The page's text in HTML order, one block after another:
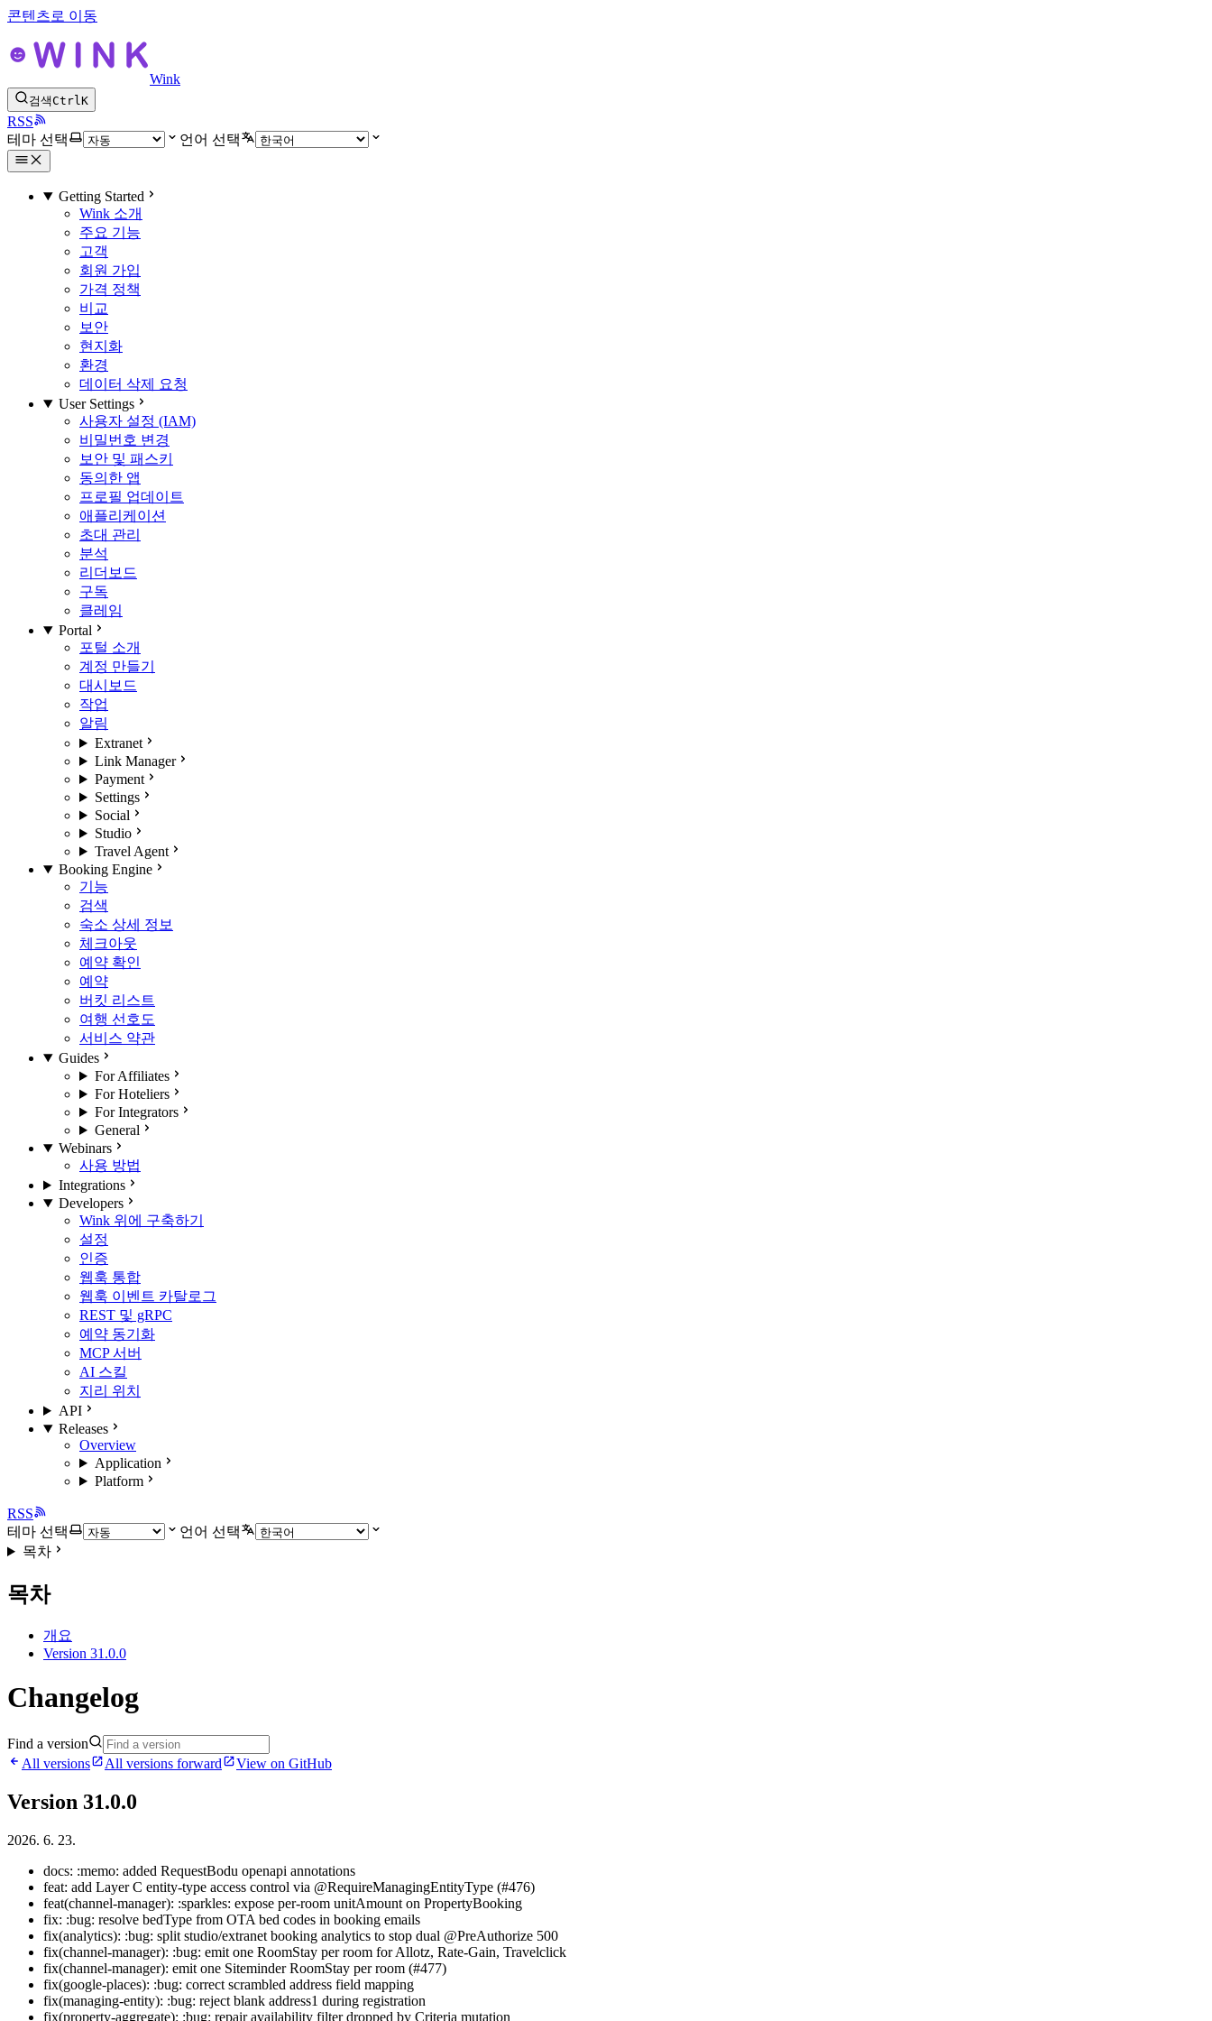
콘텐츠로 이동
Wink
검색CtrlK
RSS
테마 선택
언어 선택
Getting Started
Wink 소개
주요 기능
고객
회원 가입
가격 정책
비교
보안
현지화
환경
데이터 삭제 요청
User Settings
사용자 설정 (IAM)
비밀번호 변경
보안 및 패스키
동의한 앱
프로필 업데이트
애플리케이션
초대 관리
분석
리더보드
구독
클레임
Portal
포털 소개
계정 만들기
대시보드
작업
알림
Extranet
Link Manager
Payment
Settings
Social
Studio
Travel Agent
Booking Engine
기능
검색
숙소 상세 정보
체크아웃
예약 확인
예약
버킷 리스트
여행 선호도
서비스 약관
Guides
For Affiliates
For Hoteliers
For Integrators
General
Webinars
사용 방법
Integrations
Developers
Wink 위에 구축하기
설정
인증
웹훅 통합
웹훅 이벤트 카탈로그
REST 및 gRPC
예약 동기화
MCP 서버
AI 스킬
지리 위치
API
Releases
Overview
Application
Platform
RSS
테마 선택
언어 선택
목차
목차
개요
Version 31.0.0
Changelog
Find a version
All versions
All versions forward View on GitHub
Version 31.0.0
2026. 6. 23.
docs: :memo: added RequestBodu openapi annotations
feat: add Layer C entity-type access control via @RequireManagingEntityType (#476)
feat(channel-manager): :sparkles: expose per-room unitAmount on PropertyBooking
fix: :bug: resolve bedType from OTA bed codes in booking emails
fix(analytics): :bug: split studio/extranet booking analytics to stop dual @PreAuthorize 500
fix(channel-manager): :bug: emit one RoomStay per room for Allotz, Rate-Gain, Travelclick
fix(channel-manager): emit one Siteminder RoomStay per room (#477)
fix(google-places): :bug: correct scrambled address field mapping
fix(managing-entity): :bug: reject blank address1 during registration
fix(property-aggregate): :bug: repair availability filter dropped by Criteria mutation